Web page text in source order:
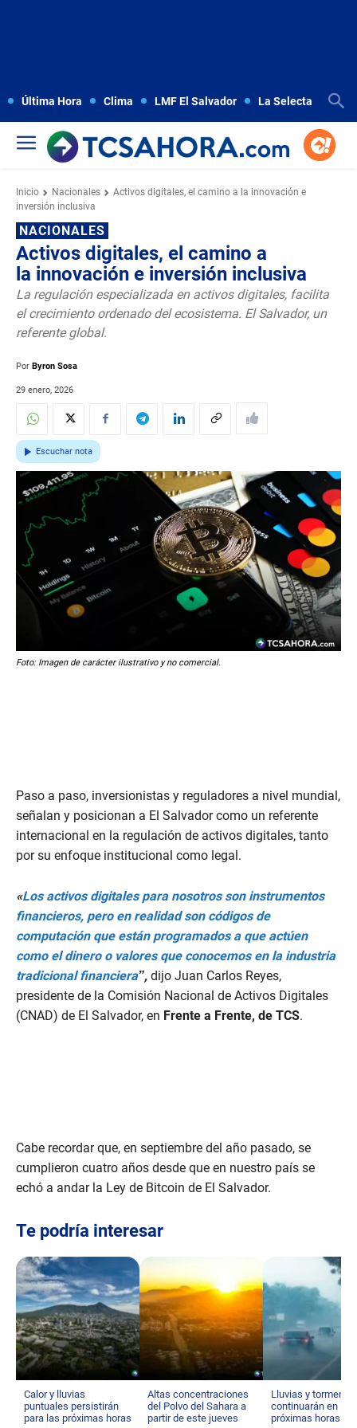
Última Hora Clima LMF El Salvador La Selecta
Inicio Nacionales
Activos digitales, el camino a la innovación e
inversión inclusiva
NACIONALES
Activos digitales, el camino a
la innovación e inversión inclusiva
La regulación especializada en activos digitales, facilita
el crecimiento ordenado del ecosistema. El Salvador, un
referente global.
Por Byron Sosa
29 enero, 2026
Escuchar nota
Foto: Imagen de carácter ilustrativo y no comercial.
Paso a paso, inversionistas y reguladores a nivel mundial,
señalan y posicionan a El Salvador como un referente
internacional en la regulación de activos digitales, tanto
por su enfoque institucional como legal.
«Los activos digitales para nosotros son instrumentos
financieros, pero en realidad son códigos de
computación que están programados a que actúen
como el dinero o valores que conocemos en la industria
tradicional financiera”, dijo Juan Carlos Reyes,
presidente de la Comisión Nacional de Activos Digitales
(CNAD) de El Salvador, en Frente a Frente, de TCS.
Cabe recordar que, en septiembre del año pasado, se
cumplieron cuatro años desde que en nuestro país se
echó a andar la Ley de Bitcoin de El Salvador.
Te podría interesar
Calor y lluvias
puntuales persistirán
para las próximas horas
Altas concentraciones
del Polvo del Sahara a
partir de este jueves
Lluvias y
continuarán en las
próximas horas